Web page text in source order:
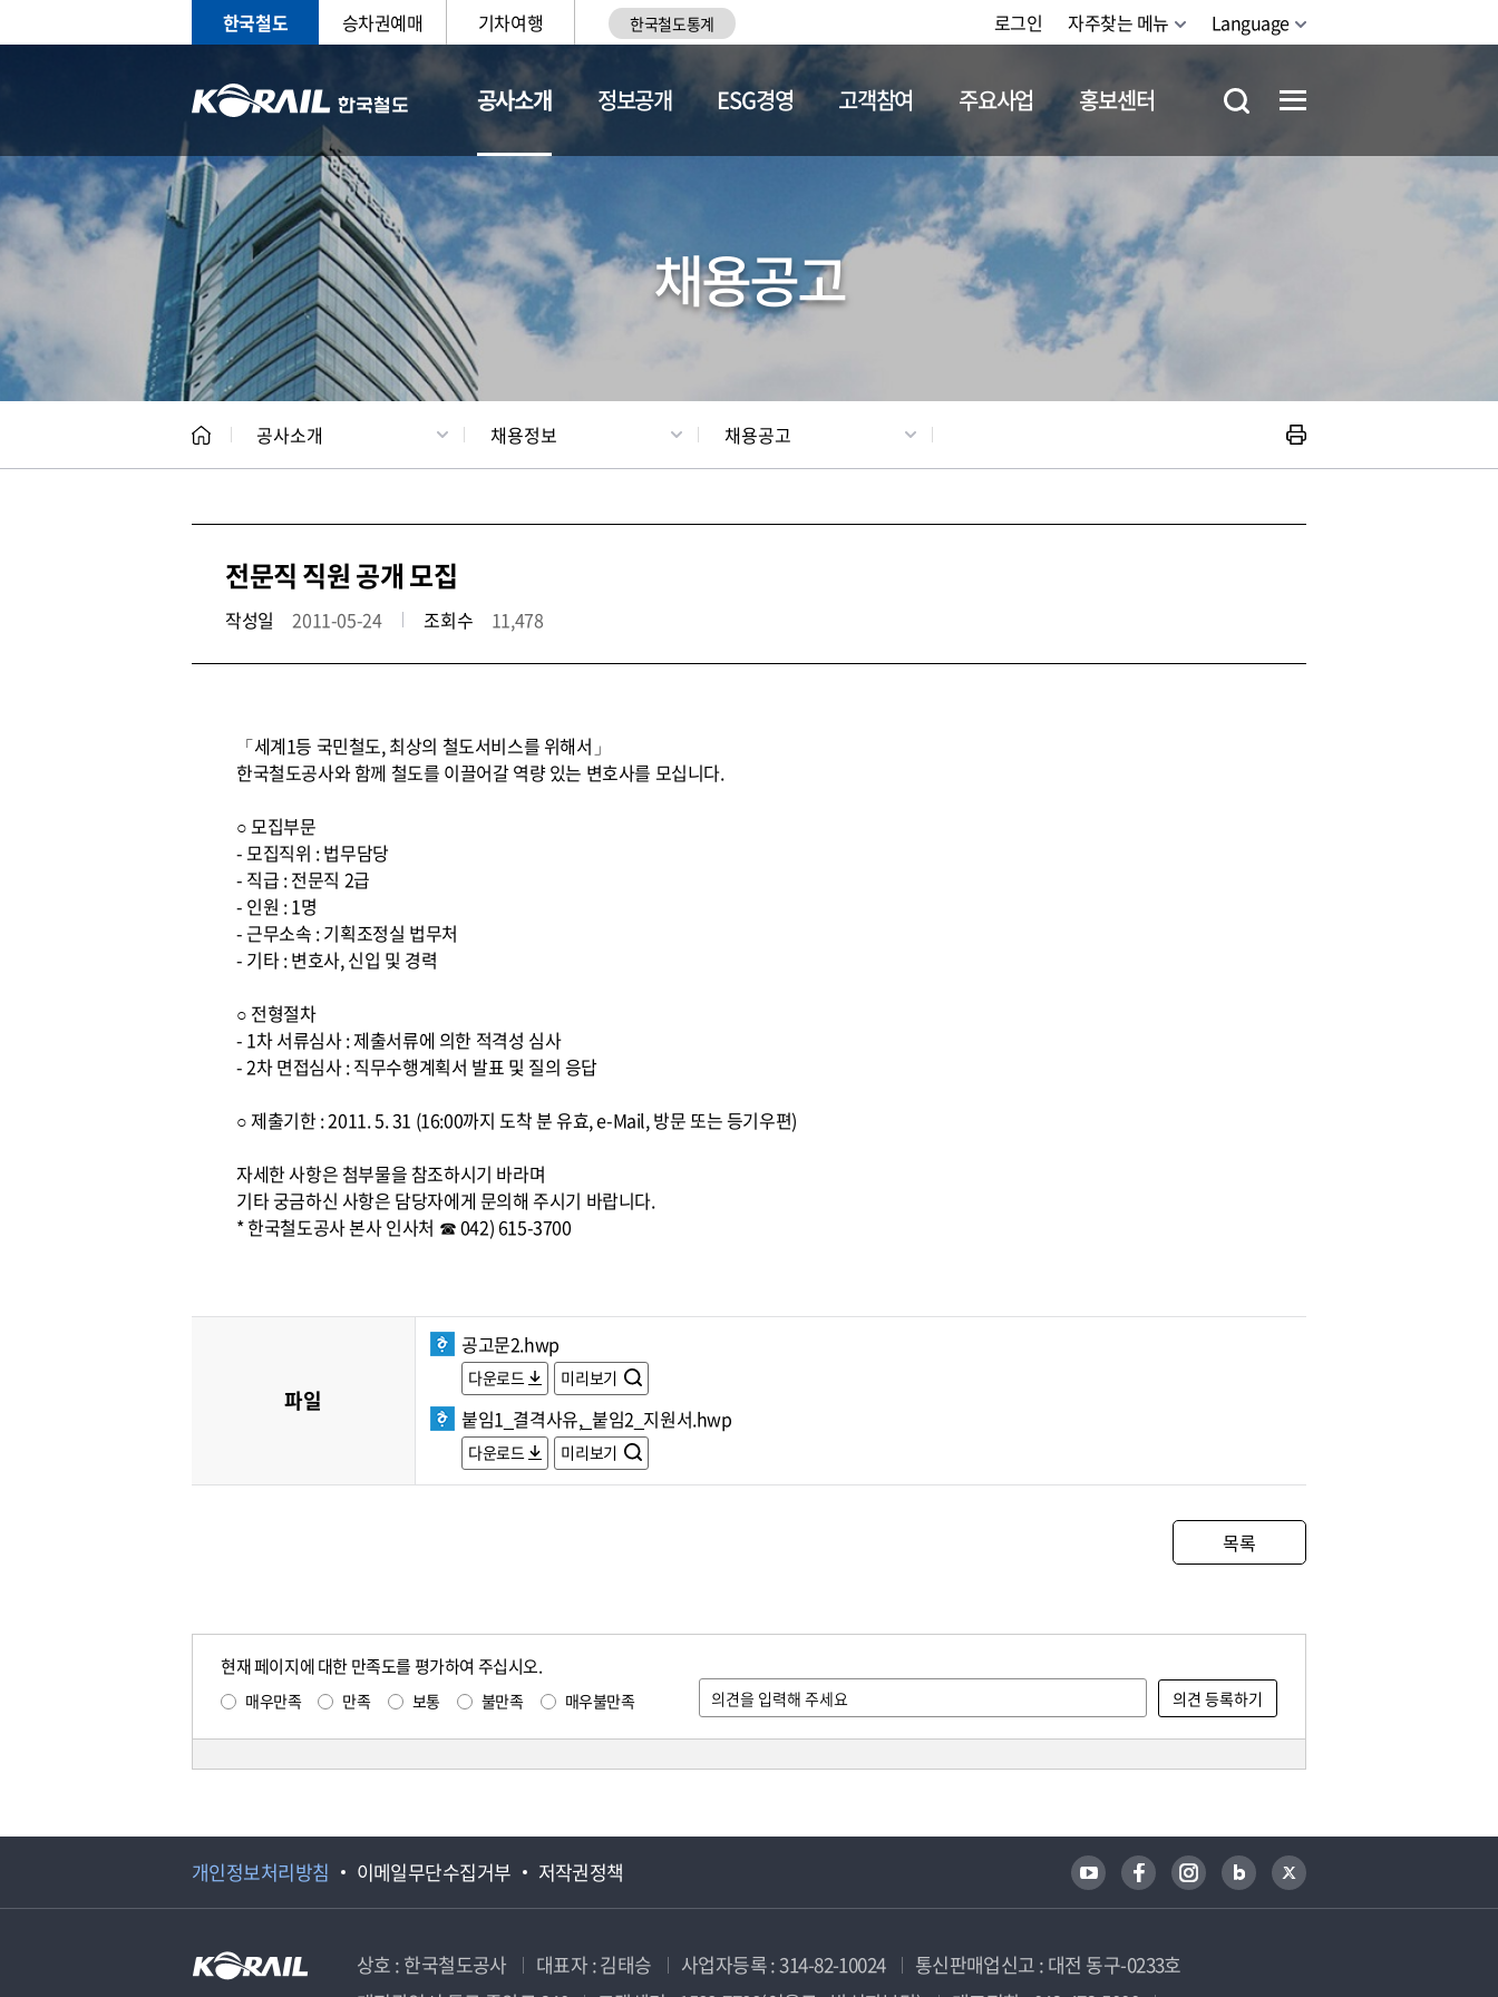
한국철도 승차권예매 기차여행 한국철도통계 로그인 자주찾는 메뉴 Language
공사소개
CEO 일반현황 채용정보
정보공개 ESG경영 고객참여 주요사업 홍보센터
채용공고
공사소개 채용정보 채용공고
전문직 직원 공개 모집
작성일 2011-05-24 조회수 11,478
「세계1등 국민철도, 최상의 철도서비스를 위해서」
한국철도공사와 함께 철도를 이끌어갈 역량 있는 변호사를 모십니다.
○ 모집부문
- 모집직위 : 법무담당
- 직급 : 전문직 2급
- 인원 : 1명
- 근무소속 : 기획조정실 법무처
- 기타 : 변호사, 신입 및 경력
○ 전형절차
- 1차 서류심사 : 제출서류에 의한 적격성 심사
- 2차 면접심사 : 직무수행계획서 발표 및 질의 응답
○ 제출기한 : 2011. 5. 31 (16:00까지 도착 분 유효, e-Mail, 방문 또는 등기우편)
자세한 사항은 첨부물을 참조하시기 바라며
기타 궁금하신 사항은 담당자에게 문의해 주시기 바랍니다.
* 한국철도공사 본사 인사처 ☎ 042) 615-3700
파일
공고문2.hwp
다운로드 미리보기
붙임1_결격사유,_붙임2_지원서.hwp
다운로드 미리보기
목록
현재 페이지에 대한 만족도를 평가하여 주십시오.
매우만족 만족 보통 불만족 매우불만족
개인정보처리방침 이메일무단수집거부 저작권정책
상호 : 한국철도공사 대표자 : 김태승 사업자등록 : 314-82-10024
통신판매업신고 : 대전 동구-0233호